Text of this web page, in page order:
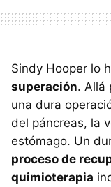
Sindy Hooper lo
superación. Allá
una dura
del páncreas, la
estómago. Un
proceso de
quimioterapia